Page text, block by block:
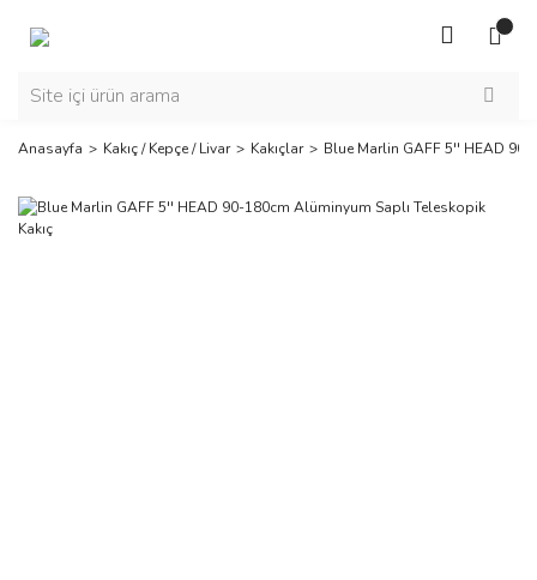
Anasayfa Kakıç / Kepçe / Livar Kakıçlar Blue Marlin GAFF 5'' HEAD 90-